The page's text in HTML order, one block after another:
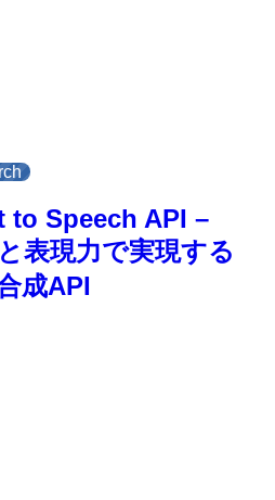
to Speech API –
表現力で実現する
成API